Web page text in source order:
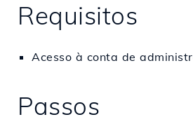
Requisitos
Acesso à conta de
Passos